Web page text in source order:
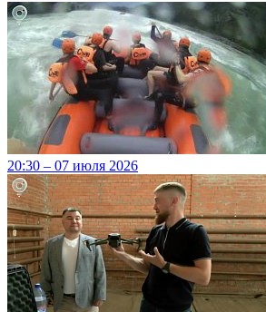
20:30 – 07 июля 2026